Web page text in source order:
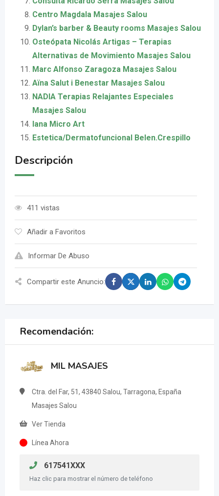
Centro Magdala Masajes Salou
Dylan’s barber & Beauty rooms Masajes Salou
Osteópata Nicolás Artigas – Terapias
Alternativas de Movimiento Masajes Salou
Marc Alfonso Zaragoza Masajes Salou
Aïna Salut i Benestar Masajes Salou
NADIA Terapias Relajantes Especiales
Masajes Salou
Iana Micro Art
Estetica/Dermatofuncional Belen.Crespillo
Descripción
411 vistas
Añadir a Favoritos
Informar De Abuso
Compartir este Anuncio:
Recomendación:
MIL MASAJES
Ctra. del Far, 51, 43840 Salou, Tarragona, España
Masajes Salou
Ver Tienda
Línea Ahora
617541XXX
Haz clic para mostrar el número de teléfono